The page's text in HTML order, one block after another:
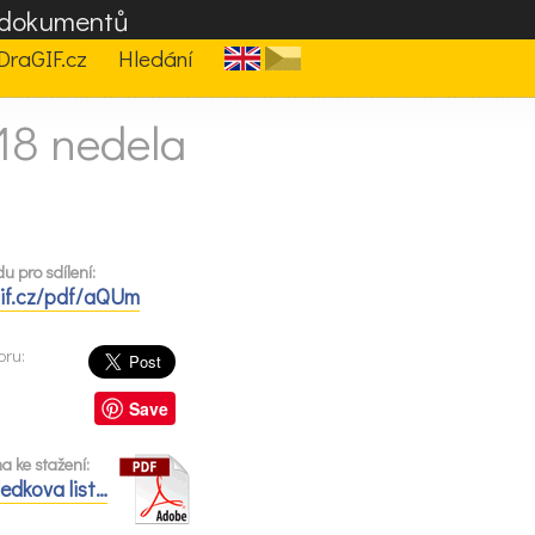
Hledání
nedela
pro sdílení:
pdf/aQUm
Save
ke stažení:
list…